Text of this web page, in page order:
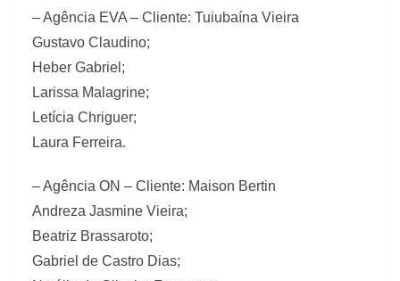
– Agência EVA – Cliente: Tuiubaína Vieira
Gustavo Claudino;
Heber Gabriel;
Larissa Malagrine;
Letícia Chriguer;
Laura Ferreira.
– Agência ON – Cliente: Maison Bertin
Andreza Jasmine Vieira;
Beatriz Brassaroto;
Gabriel de Castro Dias;